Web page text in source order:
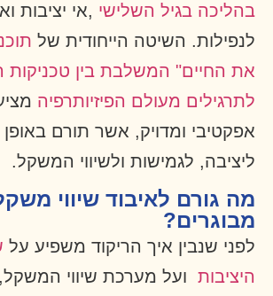
בהליכה בגיל השלישי ,אי יציבות
לנפילות. השיטה הייחודית של
את החיים" המשלבת בין טכניקות
לתרגילים מעולם הפיזיותרפיה
אפקטיבי ומדויק, אשר תורם
ליציבה, לגמישות ולשיווי המשקל.
מה גורם לאיבוד שיווי
מבוגרים?
לפני שנבין איך הריקוד משפיע על
היציבות ועל מערכת שיווי